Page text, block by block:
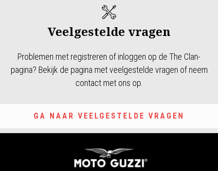
Veelgestelde vragen
Problemen met registreren of inloggen op de The Clan-
pagina? Bekijk de pagina met veelgestelde vragen of neem
contact met ons op.
GA NAAR VEELGESTELDE VRAGEN